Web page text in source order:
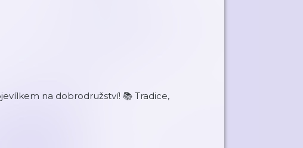
na dobrodružství! 📚 Tradice,